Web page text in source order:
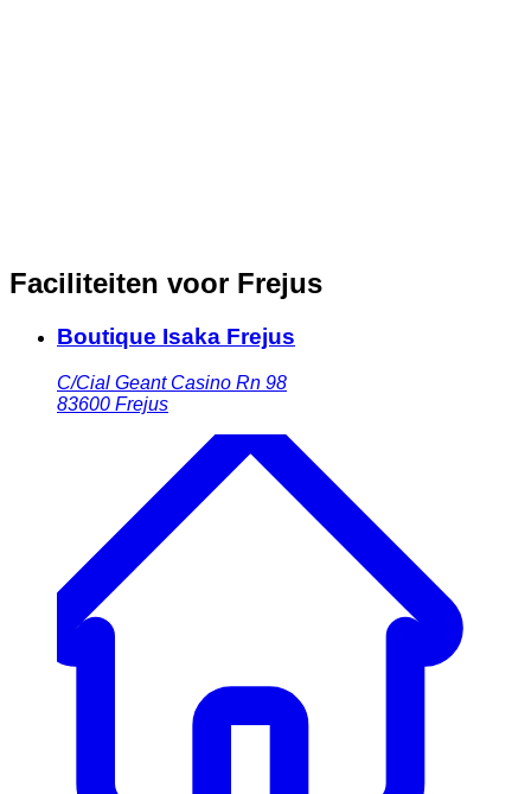
Faciliteiten voor Frejus
Boutique Isaka Frejus
C/Cial Geant Casino Rn 98
83600 Frejus